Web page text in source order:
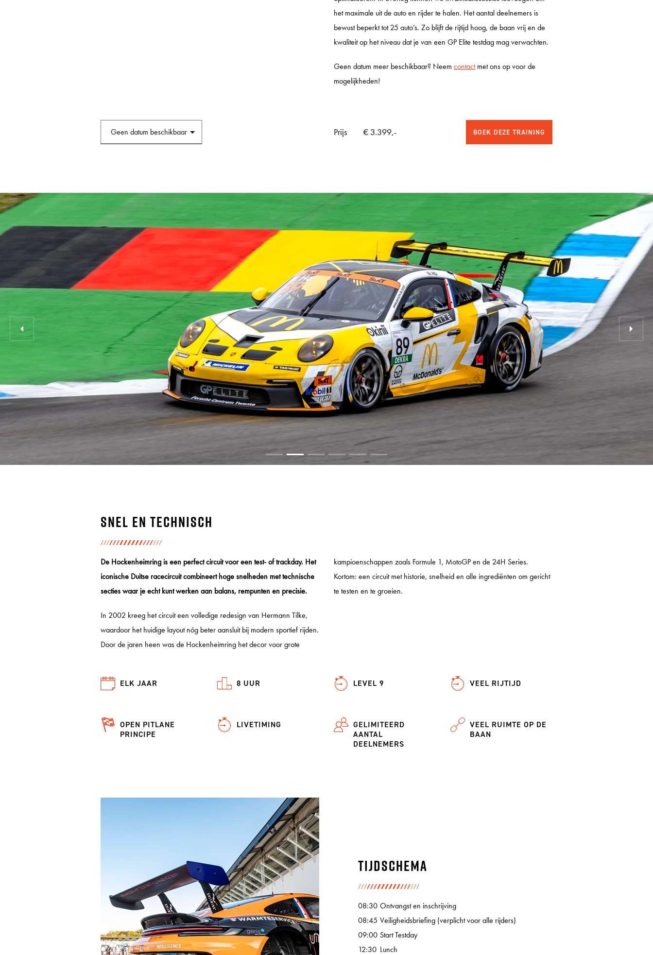
KNAF COUREUROPLEIDING
KNAF OPFRISCURSUS
KNAF LICENTIEVERLENGING
RALLYTRAINING 1 MEPPEN
RALLYTRAINING 3 AREA 39
RALLYTRAINING 3 MONTEILS
RALLYTRAINING 3 FINLAND
RALLYTRAINING 3 WALES
PORSCHE ONLY TRACKDAY
EXPERIENCE PORTIMÃO
TT CIRCUIT ASSEN
STEL JE EIGEN SEIZOEN SAMEN
ONTDEK FULL SEASON
het maximale uit de auto en rijder te halen. Het aantal deelnemers is
bewust beperkt tot 25 auto’s. Zo blijft de rijtijd hoog, de baan vrij en de
kwaliteit op het niveau dat je van een GP Elite testdag mag verwachten.
Geen datum meer beschikbaar? Neem contactmet ons op voor de
mogelijkheden!
Prijs € 3.399,-
Snel en technisch
De Hockenheimring is een perfect circuit voor een test- of trackday. Het
iconische Duitse racecircuit combineert hoge snelheden met technische
secties waar je echt kunt werken aan balans, rempunten en precisie.
In 2002 kreeg het circuit een volledige redesign van Hermann Tilke,
waardoor het huidige layout nóg beter aansluit bij modern sportief rijden.
Door de jaren heen was de Hockenheimring het decor voor grote
kampioenschappen zoals Formule 1, MotoGP en de 24H Series.
Kortom: een circuit met historie, snelheid en alle ingrediënten om gericht
te testen en te groeien.
ELK JAAR 8 UUR LEVEL 9 VEEL RIJTIJD
OPEN PITLANE
PRINCIPE
LIVETIMING
GELIMITEERD
AANTAL
DEELNEMERS
VEEL RUIMTE OP DE
BAAN
Tijdschema
08:30 Ontvangst en inschrijving
08:45 Veiligheidsbriefing (verplicht voor alle rijders)
09:00 Start Testday
12:30 Lunch